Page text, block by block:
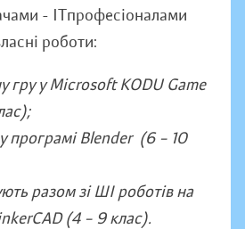
- ІТпрофесіоналами
роботи:
гру у Microsoft KODU Game
програмі Blender (6 – 10
разом зі ШІ роботів на
(4 – 9 клас).